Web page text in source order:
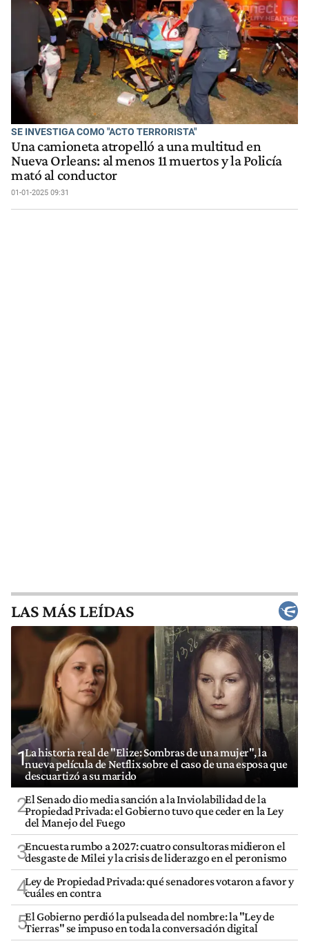
SE INVESTIGA COMO "ACTO TERRORISTA"
Una camioneta atropelló a una multitud en
Nueva Orleans: al menos 11 muertos y la Policía
mató al conductor
01-01-2025 09:31
LAS MÁS LEÍDAS
1La historia real de "Elize: Sombras de una mujer", la
nueva película de Netflix sobre el caso de una esposa que
descuartizó a su marido
2El Senado dio media sanción a la Inviolabilidad de la
Propiedad Privada: el Gobierno tuvo que ceder en la Ley
del Manejo del Fuego
3Encuesta rumbo a 2027: cuatro consultoras midieron el
desgaste de Milei y la crisis de liderazgo en el peronismo
4Ley de Propiedad Privada: qué senadores votaron a favor y
cuáles en contra
5El Gobierno perdió la pulseada del nombre: la "Ley de
Tierras" se impuso en toda la conversación digital